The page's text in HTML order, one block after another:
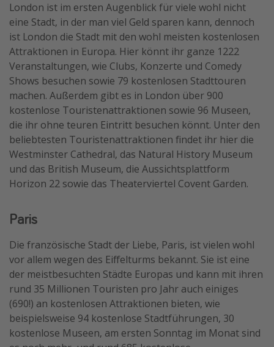
Weitere Themen
Reise Journal
Familienurlaub in der Türkei
Rundreisen in Thailand
Bahnreisen in der Schweiz
Reisepassfreie Reiseziele
Travel Know How
Silvesterreisen
Last Minute Urlaub Mallorca
London ist im ersten Augenblick für viele wohl nicht
eine Stadt, in der man viel Geld sparen kann, dennoch
ist London die Stadt mit den wohl meisten kostenlosen
Attraktionen in Europa. Hier könnt ihr ganze 1222
Veranstaltungen, wie Clubs, Konzerte und Comedy
Shows besuchen sowie 79 kostenlosen Stadttouren
machen. Außerdem gibt es in London über 900
kostenlose Touristenattraktionen sowie 96 Museen,
die ihr ohne teuren Eintritt besuchen könnt. Unter den
beliebtesten Touristenattraktionen findet ihr hier die
Westminster Cathedral, das Natural History Museum
und das British Museum, die Aussichtsplattform
Horizon 22 sowie das Theaterviertel Covent Garden.
Paris
Die französische Stadt der Liebe, Paris, ist vielen wohl
vor allem wegen des Eiffelturms bekannt. Sie ist eine
der meistbesuchten Städte Europas und kann mit ihren
rund 35 Millionen Touristen pro Jahr auch einiges
(690!) an kostenlosen Attraktionen bieten, wie
beispielsweise 94 kostenlose Stadtführungen, 30
kostenlose Museen, am ersten Sonntag im Monat sind